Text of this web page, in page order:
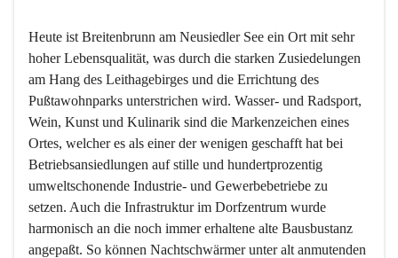
Heute ist Breitenbrunn am Neusiedler See ein Ort mit sehr
hoher Lebensqualität, was durch die starken Zusiedelungen
am Hang des Leithagebirges und die Errichtung des
Pußtawohnparks unterstrichen wird. Wasser- und Radsport,
Wein, Kunst und Kulinarik sind die Markenzeichen eines
Ortes, welcher es als einer der wenigen geschafft hat bei
Betriebsansiedlungen auf stille und hundertprozentig
umweltschonende Industrie- und Gewerbebetriebe zu
setzen. Auch die Infrastruktur im Dorfzentrum wurde
harmonisch an die noch immer erhaltene alte Bausbustanz
angepaßt. So können Nachtschwärmer unter alt anmutenden